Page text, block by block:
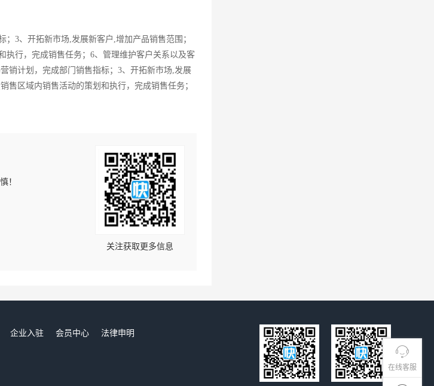
在线客服
3、开拓新市场,发展新客户,增加产品销售范围；
执行，完成销售任务；6、管理维护客户关系以及客
销计划，完成部门销售指标；3、开拓新市场,发展
售区域内销售活动的策划和执行，完成销售任务；
！
关注获取更多信息
企业入驻 会员中心
法律申明